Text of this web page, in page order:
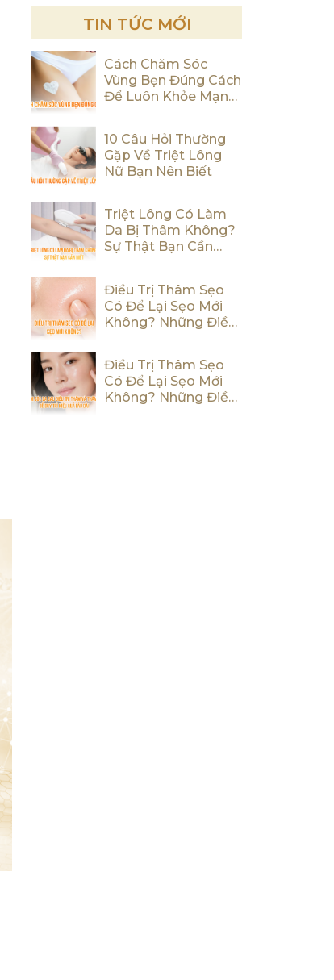
TIN TỨC MỚI
Cách Chăm Sóc
Vùng Bẹn Đúng Cách
Để Luôn Khỏe Mạnh
10 Câu Hỏi Thường
Gặp Về Triệt Lông
Nữ Bạn Nên Biết
Triệt Lông Có Làm
Da Bị Thâm Không?
Sự Thật Bạn Cần
Điều Trị Thâm Sẹo
Có Để Lại Sẹo Mới
Không? Những Điều
Điều Trị Thâm Sẹo
Có Để Lại Sẹo Mới
Không? Những Điều